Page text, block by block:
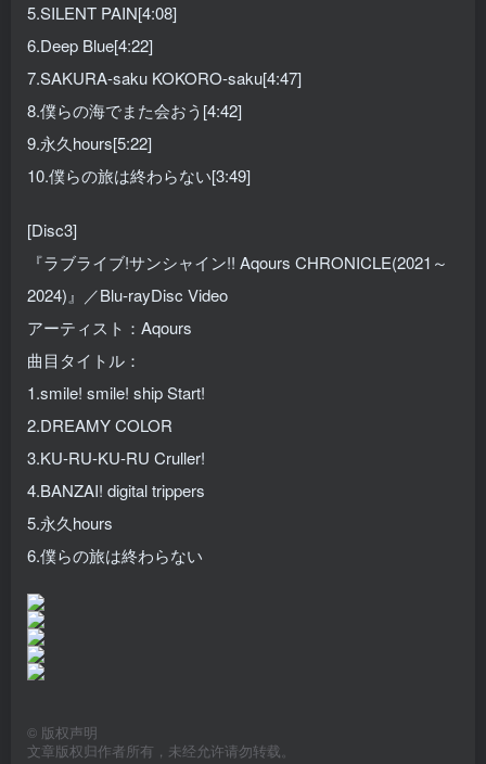
5.SILENT PAIN[4:08]
6.Deep Blue[4:22]
7.SAKURA-saku KOKORO-saku[4:47]
8.僕らの海でまた会おう[4:42]
9.永久hours[5:22]
10.僕らの旅は終わらない[3:49]
[Disc3]
『ラブライブ!サンシャイン!! Aqours CHRONICLE(2021～
2024)』／Blu-rayDisc Video
アーティスト：Aqours
曲目タイトル：
1.smile! smile! ship Start!
2.DREAMY COLOR
3.KU-RU-KU-RU Cruller!
4.BANZAI! digital trippers
5.永久hours
6.僕らの旅は終わらない
© 版权声明
文章版权归作者所有，未经允许请勿转载。